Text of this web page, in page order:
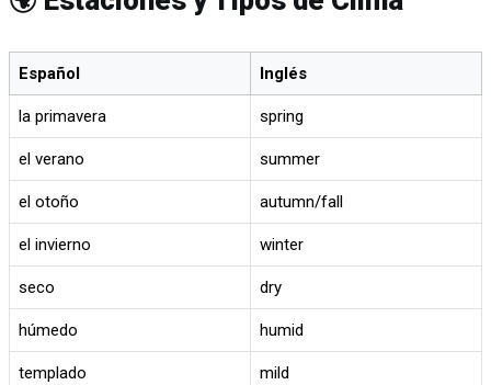
Español Inglés
la primavera spring
el verano summer
el otoño autumn/fall
el invierno winter
seco dry
húmedo humid
templado mild